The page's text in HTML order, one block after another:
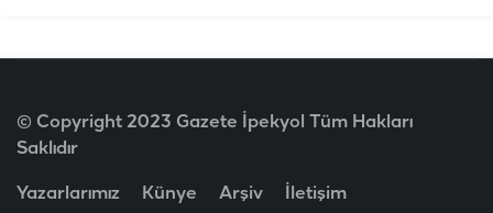
© Copyright 2023 Gazete İpekyol Tüm Hakları
Saklıdır
Yazarlarımız Künye Arşiv İletişim